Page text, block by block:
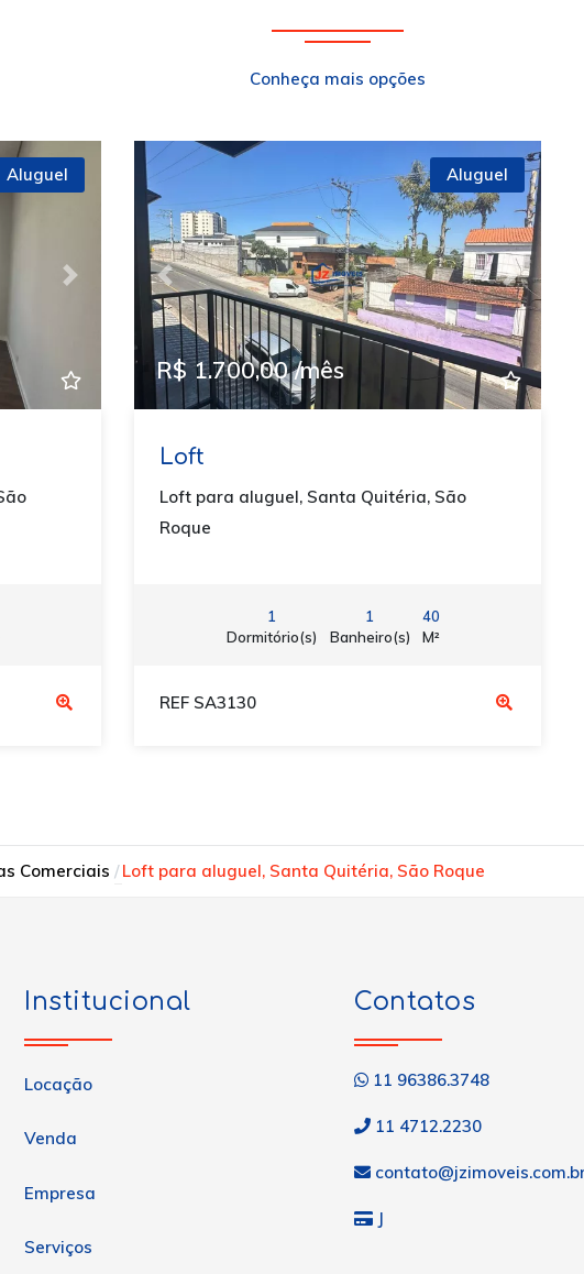
Conheça mais opções
Next
Aluguel
Previous Next
Aluguel
R$ 1.700,00 /mês
Loft
Loft para aluguel, Santa Quitéria, São
Roque
1
Dormitório(s)
1
Banheiro(s)
40
M²
REF SA3130
Comerciais Loft para aluguel, Santa Quitéria, São Roque
Institucional
Locação
Venda
Empresa
Serviços
Contatos
11 96386.3748
11 4712.2230
J